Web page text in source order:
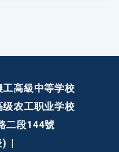
工高級中等学校
级农工职业学校
二段144號
)